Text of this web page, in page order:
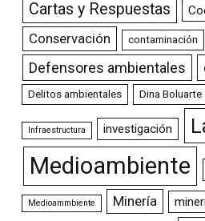
Cartas y Respuestas
Conservación contaminación
Defensores ambientales
Delitos ambientales Dina Boluarte
Infraestructura investigación
Medioambiente
Medioammbiente Minería